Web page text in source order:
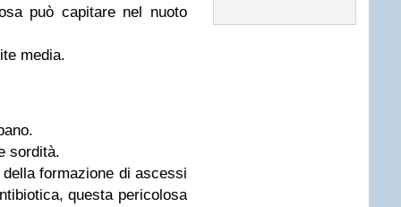
può capitare nel nuoto
media.
sordità.
formazione di ascessi
questa pericolosa